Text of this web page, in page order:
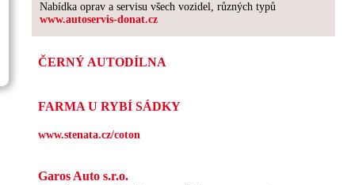
Nabídka oprav a servisu všech vozidel, různých typů
www.autoservis-donat.cz
ČERNÝ AUTODÍLNA
FARMA U RYBÍ SÁDKY
www.stenata.cz/coton
Garos Auto s.r.o.